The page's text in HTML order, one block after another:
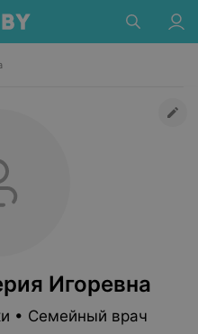
Игоревна
• Семейный врач